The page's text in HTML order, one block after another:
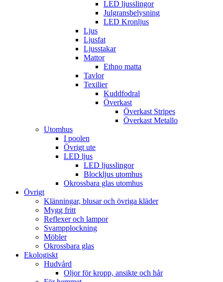
LED ljusslingor
Julgransbelysning
LED Kronljus
Ljus
Ljusfat
Ljusstakar
Mattor
Ethno matta
Tavlor
Texilier
Kuddfodral
Överkast
Överkast Stripes
Överkast Metallo
Utomhus
I poolen
Övrigt ute
LED ljus
LED ljusslingor
Blockljus utomhus
Okrossbara glas utomhus
Övrigt
Klänningar, blusar och övriga kläder
Mygg fritt
Reflexer och lampor
Svampplockning
Möbler
Okrossbara glas
Ekologiskt
Hudvård
Oljor för kropp, ansikte och hår